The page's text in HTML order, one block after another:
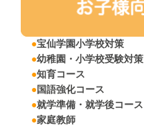
●宝仙学園小学校対策
●幼稚園・ 小学校受験対策
●知育コース
●国語強化コース
●就学準備・就学後コース
●家庭教師